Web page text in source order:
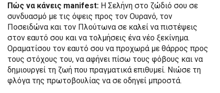
Πώς να κάνεις manifest: Η Σελήνη στο ζώδιό σου σε
συνδυασμό με τις όψεις προς τον Ουρανό, τον
Ποσειδώνα και τον Πλούτωνα σε καλεί να πιστέψεις
στον εαυτό σου και να τολμήσεις ένα νέο ξεκίνημα.
Οραματίσου τον εαυτό σου να προχωρά με θάρρος προς
τους στόχους του, να αφήνει πίσω τους φόβους και να
δημιουργεί τη ζωή που πραγματικά επιθυμεί. Νιώσε τη
φλόγα της πρωτοβουλίας να σε οδηγεί μπροστά.